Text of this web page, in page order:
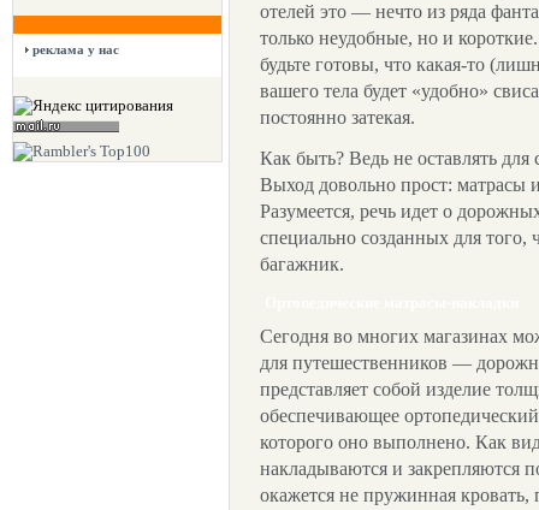
реклама у нас
отелей это — нечто из ряда
только неудобные, но и
будьте готовы, что какая-то
вашего тела будет «удобно»
постоянно затекая.
Как быть? Ведь не оставлять
Выход довольно прост: матрасы
Разумеется, речь идет о
специально созданных для
багажник.
Сегодня во многих магазинах
для путешественников —
представляет собой изделие
обеспечивающее
которого оно выполнено. Как
накладываются и закрепляются
окажется не пружинная